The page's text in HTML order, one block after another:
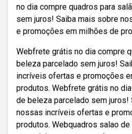
no dia compre quadros para
sem juros! Saiba mais sobre
e promoções em milhões de
Webfrete grátis no dia compre
beleza parcelado sem juros!
incríveis ofertas e promoções
produtos. Webfrete grátis no
de beleza parcelado sem juros!
nossas incríveis ofertas e
produtos. Webquadros salao